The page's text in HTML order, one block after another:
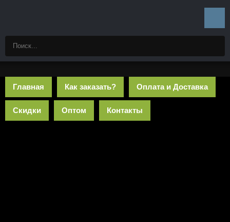
Главная Как заказать? Оплата и Доставка
Скидки Оптом Контакты